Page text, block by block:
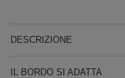
DESCRIZIONE
IL BORDO SI ADATTA